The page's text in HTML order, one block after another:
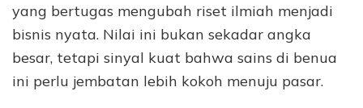
yang bertugas mengubah riset ilmiah menjadi
bisnis nyata. Nilai ini bukan sekadar angka
besar, tetapi sinyal kuat bahwa sains di benua
ini perlu jembatan lebih kokoh menuju pasar.